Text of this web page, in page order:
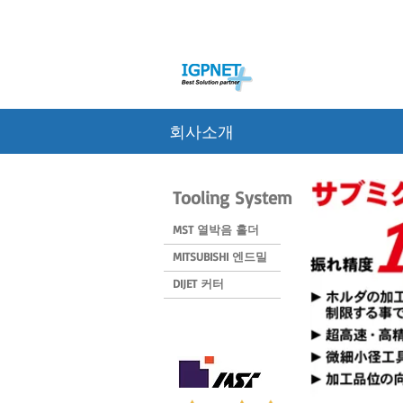
회사소개
Tooling System
MST 열박음 홀더
MITSUBISHI 엔드밀
DIJET 커터